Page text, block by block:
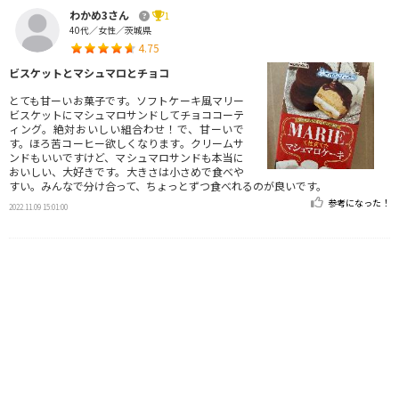
わかめ3さん
1
40代／女性／茨城県
4.75
ビスケットとマシュマロとチョコ
とても甘ーいお菓子です。ソフトケーキ風マリー
ビスケットにマシュマロサンドしてチョココーテ
ィング。絶対おいしい組合わせ！で、甘ーいで
す。ほろ苦コーヒー欲しくなります。クリームサ
ンドもいいですけど、マシュマロサンドも本当に
おいしい、大好きです。大きさは小さめで食べや
すい。みんなで分け合って、ちょっとずつ食べれるのが良いです。
2022.11.09 15:01:00 参考になった！